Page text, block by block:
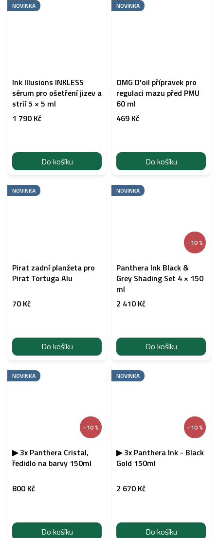
NOVINKA
Ink Illusions INKLESS
sérum pro ošetření jizev a
strií 5 × 5 ml
1 790 Kč
Do košíku
NOVINKA
OMG D'oil přípravek pro
regulaci mazu před PMU
60 ml
469 Kč
Do košíku
NOVINKA
Pirat zadní planžeta pro
Pirat Tortuga Alu
70 Kč
Do košíku
NOVINKA
–10 %
Panthera Ink Black &
Grey Shading Set 4 × 150
ml
2 410 Kč
Do košíku
NOVINKA
–10 %
▶ 3x Panthera Cristal,
ředidlo na barvy 150ml
800 Kč
Do košíku
NOVINKA
–10 %
▶ 3x Panthera Ink - Black
Gold 150ml
2 670 Kč
Do košíku